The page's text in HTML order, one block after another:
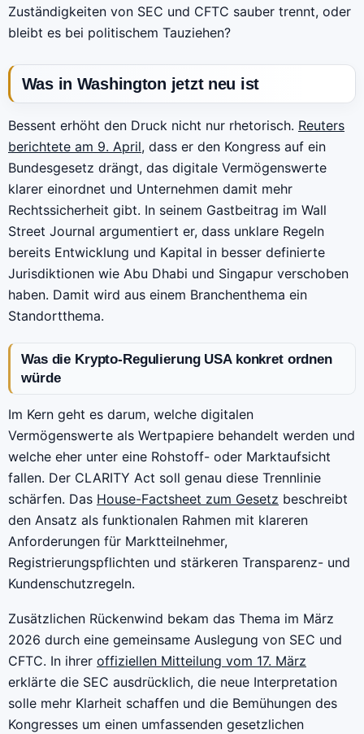
Zuständigkeiten von SEC und CFTC sauber trennt, oder
bleibt es bei politischem Tauziehen?
Was in Washington jetzt neu ist
Bessent erhöht den Druck nicht nur rhetorisch. Reuters
berichtete am 9. April, dass er den Kongress auf ein
Bundesgesetz drängt, das digitale Vermögenswerte
klarer einordnet und Unternehmen damit mehr
Rechtssicherheit gibt. In seinem Gastbeitrag im Wall
Street Journal argumentiert er, dass unklare Regeln
bereits Entwicklung und Kapital in besser definierte
Jurisdiktionen wie Abu Dhabi und Singapur verschoben
haben. Damit wird aus einem Branchenthema ein
Standortthema.
Was die Krypto-Regulierung USA konkret ordnen
würde
Im Kern geht es darum, welche digitalen
Vermögenswerte als Wertpapiere behandelt werden und
welche eher unter eine Rohstoff- oder Marktaufsicht
fallen. Der CLARITY Act soll genau diese Trennlinie
schärfen. Das House-Factsheet zum Gesetz beschreibt
den Ansatz als funktionalen Rahmen mit klareren
Anforderungen für Marktteilnehmer,
Registrierungspflichten und stärkeren Transparenz- und
Kundenschutzregeln.
Zusätzlichen Rückenwind bekam das Thema im März
2026 durch eine gemeinsame Auslegung von SEC und
CFTC. In ihrer offiziellen Mitteilung vom 17. März
erklärte die SEC ausdrücklich, die neue Interpretation
solle mehr Klarheit schaffen und die Bemühungen des
Kongresses um einen umfassenden gesetzlichen